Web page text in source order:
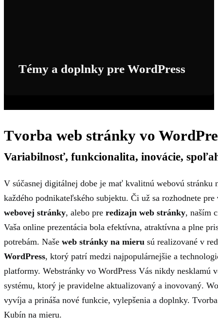
Témy a doplnky pre WordPress
Tvorba web stránky vo
Variabilnosť, funkcionalita, inovácie,
V súčasnej digitálnej dobe je mať kvalitnú webovú stránku
každého podnikateľského subjektu. Či už sa rozhodnete pre
webovej stránky, alebo pre redizajn web stránky, naším
Vaša online prezentácia bola efektívna, atraktívna a plne
potrebám. Naše web stránky na mieru sú realizované v
WordPress, ktorý patrí medzi najpopulárnejšie a
platformy. Webstránky vo WordPress Vás nikdy nesklamú
systému, ktorý je pravidelne aktualizovaný a inovovaný.
vyvíja a prináša nové funkcie, vylepšenia a doplnky.
Kubín na mieru.